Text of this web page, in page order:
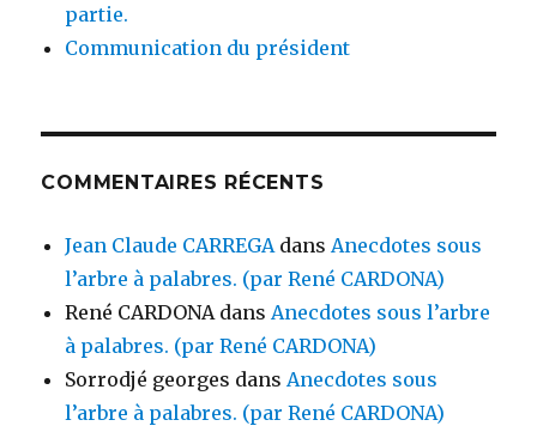
partie.
Communication du président
COMMENTAIRES RÉCENTS
Jean Claude CARREGA dans Anecdotes sous
l’arbre à palabres. (par René CARDONA)
René CARDONA dans Anecdotes sous l’arbre
à palabres. (par René CARDONA)
Sorrodjé georges dans Anecdotes sous
l’arbre à palabres. (par René CARDONA)